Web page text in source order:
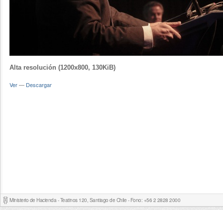
Alta resolución (1200x800, 130KiB)
Ver— Descargar
Ministerio de Hacienda - Teatinos 120, Santiago de Chile - Fono: +56 2 2828 2000